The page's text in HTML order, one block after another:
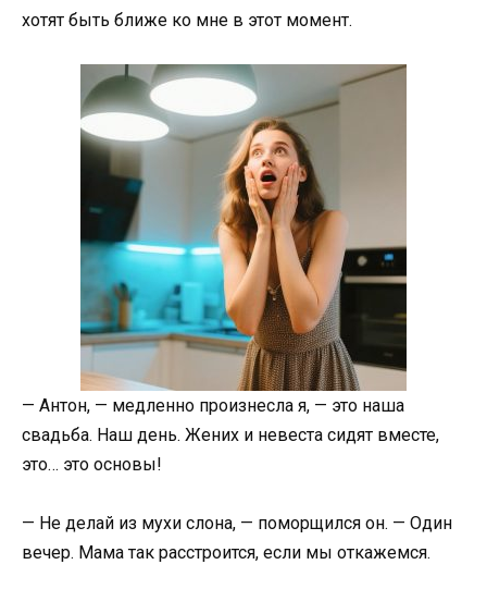
хотят быть ближе ко мне в этот момент.
— Антон, — медленно произнесла я, — это наша
свадьба. Наш день. Жених и невеста сидят вместе,
это… это основы!
— Не делай из мухи слона, — поморщился он. — Один
вечер. Мама так расстроится, если мы откажемся.